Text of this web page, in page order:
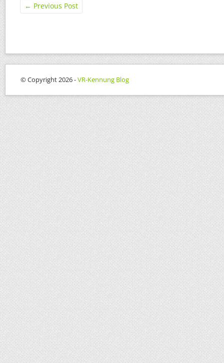
← Previous Post
© Copyright 2026 -VR-Kennung Blog